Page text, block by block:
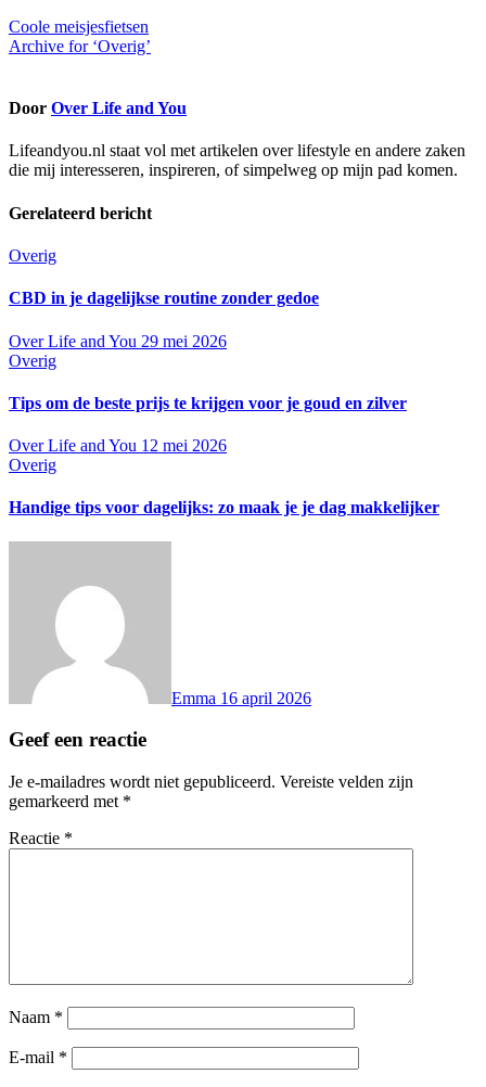
Bericht
navigatie
Coole meisjesfietsen
Archive for ‘Overig’
Door Over Life and You
Lifeandyou.nl staat vol met artikelen over lifestyle en andere zaken
die mij interesseren, inspireren, of simpelweg op mijn pad komen.
Gerelateerd bericht
Overig
CBD in je dagelijkse routine zonder gedoe
Over Life and You 29 mei 2026
Overig
Tips om de beste prijs te krijgen voor je goud en zilver
Over Life and You 12 mei 2026
Overig
Handige tips voor dagelijks: zo maak je je dag makkelijker
Emma 16 april 2026
Geef een reactie
Je e-mailadres wordt niet gepubliceerd. Vereiste velden zijn
gemarkeerd met *
Reactie *
Naam *
E-mail *